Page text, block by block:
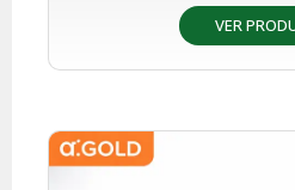
VER